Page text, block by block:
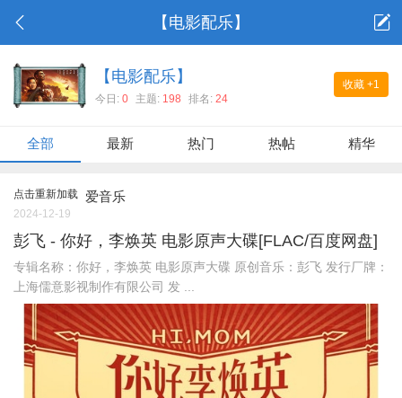
【电影配乐】
收藏 +1
【电影配乐】
今日: 0 主题: 198 排名: 24
全部 最新 热门 热帖 精华
点击重新加载 爱音乐
2024-12-19
彭飞 - 你好，李焕英 电影原声大碟[FLAC/百度网盘]
专辑名称：你好，李焕英 电影原声大碟 原创音乐：彭飞 发行厂牌：
上海儒意影视制作有限公司 发 ...